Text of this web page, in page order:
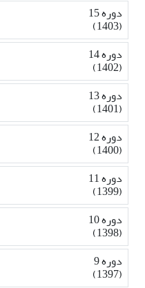
دوره 15
(1403)
دوره 14
(1402)
دوره 13
(1401)
دوره 12
(1400)
دوره 11
(1399)
دوره 10
(1398)
دوره 9
(1397)